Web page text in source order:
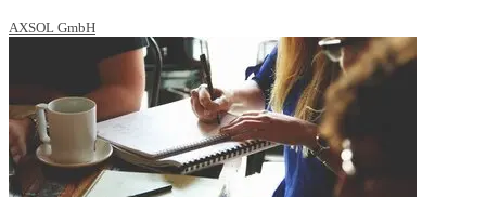
AXSOL GmbH